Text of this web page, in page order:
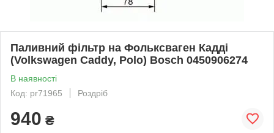
Паливний фільтр на Фольксваген Кадді
(Volkswagen Caddy, Polo) Bosch 0450906274
В наявності
Код: pr71965
Роздріб
940 ₴